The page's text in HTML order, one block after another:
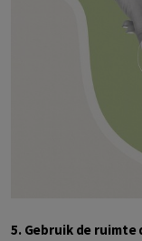
5. Gebruik de ruimte